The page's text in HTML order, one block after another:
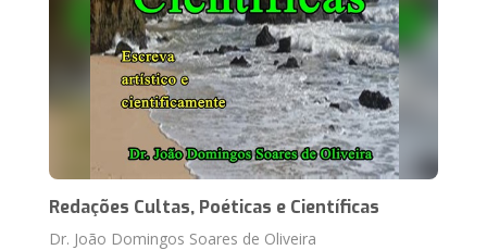
Redações Cultas, Poéticas e Científicas
Dr. João Domingos Soares de Oliveira